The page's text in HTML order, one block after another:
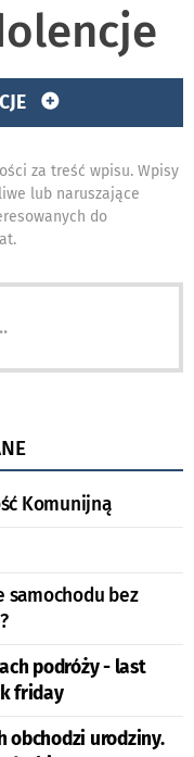
za treść wpisu. Wpisy
lub naruszające
do
Komunijną
samochodu bez
podróży - last
friday
obchodzi urodziny.